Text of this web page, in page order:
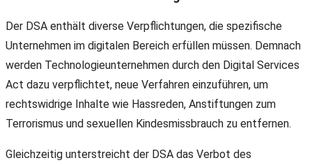
Der DSA enthält diverse Verpflichtungen, die spezifische
Unternehmen im digitalen Bereich erfüllen müssen. Demnach
werden Technologieunternehmen durch den Digital Services
Act dazu verpflichtet, neue Verfahren einzuführen, um
rechtswidrige Inhalte wie Hassreden, Anstiftungen zum
Terrorismus und sexuellen Kindesmissbrauch zu entfernen.
Gleichzeitig unterstreicht der DSA das Verbot des